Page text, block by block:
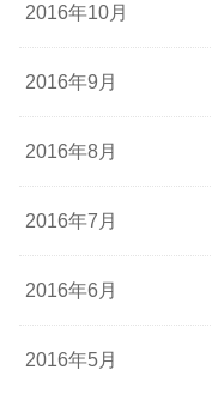
2016年10月
2016年9月
2016年8月
2016年7月
2016年6月
2016年5月